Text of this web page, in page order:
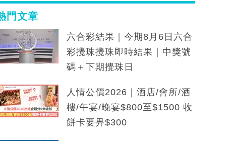
門文章
六合彩結果｜今期8月6日六合
彩攪珠攪珠即時結果｜中獎號
碼＋下期攪珠日
人情公價2026｜酒店/會所/酒
樓/午宴/晚宴$800至$1500 收
餅卡要畀$300